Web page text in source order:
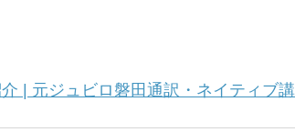
| 元ジュビロ磐田通訳・ネイティブ